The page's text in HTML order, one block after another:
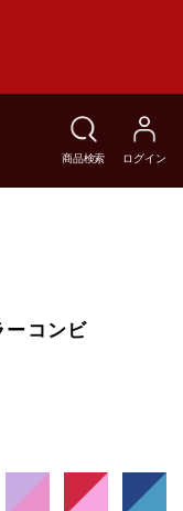
商品検索 ログイン
ーコンビ